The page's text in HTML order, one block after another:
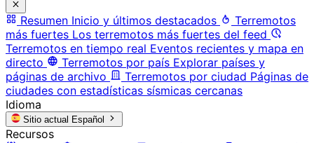
Resumen Inicio y últimos destacados
Terremotos
más fuertes Los terremotos más fuertes del feed
Terremotos en tiempo real Eventos recientes y mapa en
directo
Terremotos por país Explorar países y
páginas de archivo
Terremotos por ciudad Páginas de
ciudades con estadísticas sísmicas cercanas
Idioma
Sitio actual Español
Recursos